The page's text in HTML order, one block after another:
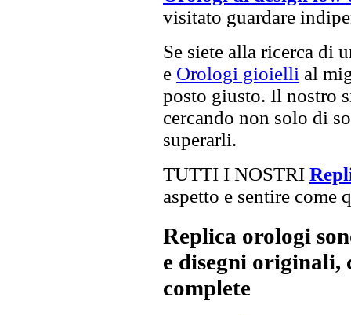
visitato guardare
Se siete alla ricerca di
e Orologi gioielli al
posto giusto. Il nostro
cercando non solo di
superarli.
TUTTI I NOSTRI
aspetto e sentire
Replica orologi
e disegni originali,
complete